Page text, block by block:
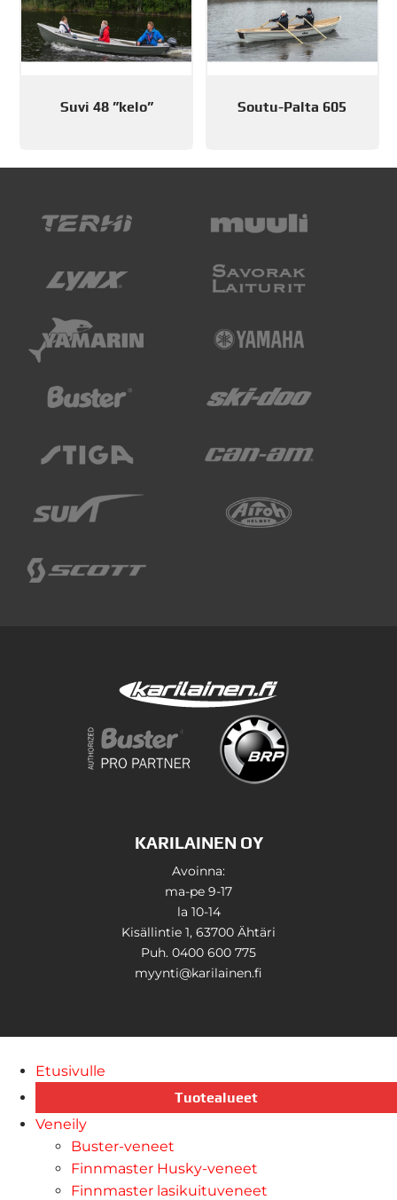
Suvi 48 ”kelo” Soutu-Palta 605
KARILAINEN OY
Avoinna:
ma-pe 9-17
la 10-14
Kisällintie 1, 63700 Ähtäri
Puh. 0400 600 775
myynti@karilainen.fi
Etusivulle
Tuotealueet
Veneily
Buster-veneet
Finnmaster Husky-veneet
Finnmaster lasikuituveneet